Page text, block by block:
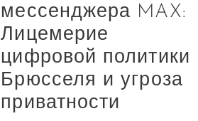
мессенджера MAX:
Лицемерие
цифровой политики
Брюсселя и угроза
приватности